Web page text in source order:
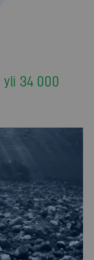
yli 34 000